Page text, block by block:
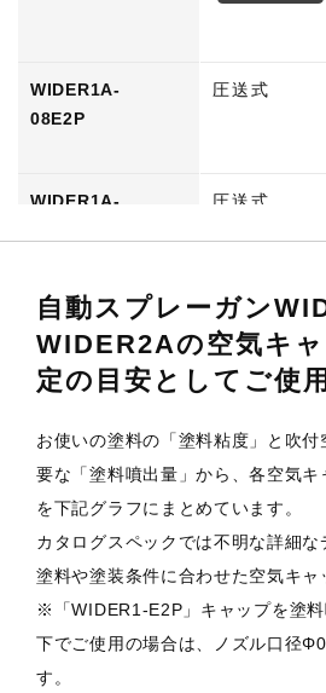
WIDER1A-
08E2P
圧送式
WIDER1A-
圧送式
WIDER1A-
10E2P
圧送式
10E2PV
WIDER1A-10E1 圧送式
WIDER1A-
10E1V
圧送式
自動スプレーガン
WIDER2Aの空気キ
定の目安としてご使
お使いの塗料の「塗料粘度」と吹
要な「塗料噴出量」から、各空気
を下記グラフにまとめています。
カタログスペックでは不明な詳細
塗料や塗装条件に合わせた空気キャ
※「WIDER1-E2P」キャップを塗
下でご使用の場合は、ノズル口径
す。